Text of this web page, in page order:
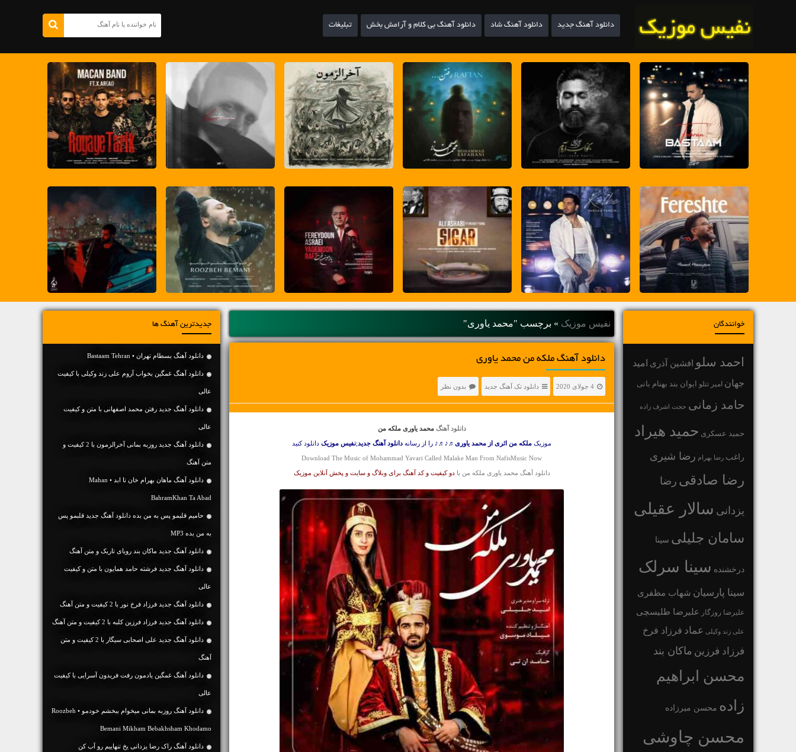
دانلود آهنگ جدید دانلود آهنگ شاد دانلود آهنگ بی کلام و آرامش بخش تبلیغات
خوانندگان
احمد سلو افشین آذری امید
جهان امیر تتلو ایوان بند بهنام بانی
حامد زمانی حجت اشرف زاده
حمید عسکری حمید هیراد
راغب رضا بهرام رضا شیری
رضا صادقی رضا
یزدانی سالار عقیلی
سامان جلیلی سینا
درخشنده سینا سرلک
سینا پارسیان شهاب مظفری
علیرضا روزگار علیرضا طلیسچی
علی زند وکیلی عماد فرزاد فرخ
فرزاد فرزین ماکان بند
محسن ابراهیم
زاده محسن میرزاده
محسن چاوشی
نفیس موزیک » برچسب "محمد یاوری"
دانلود آهنگ ملکه من محمد یاوری
4 جولای 2020 دانلود تک آهنگ جدید بدون نظر
دانلود آهنگ محمد یاوری ملکه من
موزیک ملکه من اثری از محمد یاوری ♬♪♬♪ را از رسانه دانلود آهنگ جدید;نفیس موزیک دانلود کنید
Download The Music of Mohammad Yavari Called Malake Man From NafisMusic Now
دانلود آهنگ محمد یاوری ملکه من بادو کیفیت و کد آهنگ برای وبلاگ و سایت و پخش آنلاین موزیک
جدیدترین آهنگ ها
دانلود آهنگ بسطام تهران • Bastaam Tehran
دانلود آهنگ غمگین بخواب آروم علی زند وکیلی با کیفیت
عالی
دانلود آهنگ جديد رفتن محمد اصفهانی با متن و کیفیت
عالی
دانلود آهنگ جديد روزبه بمانی آخرالزمون با 2 کیفیت و
متن آهنگ
دانلود آهنگ ماهان بهرام خان تا ابد • Mahan
BahramKhan Ta Abad
حامیم قلبمو پس به من بده دانلود آهنگ جدید قلبمو پس
به من بده MP3
دانلود آهنگ جديد ماکان بند رویای تاریک و متن آهنگ
دانلود آهنگ جديد فرشته حامد همایون با متن و کیفیت
عالی
دانلود آهنگ جديد فرزاد فرخ نور با 2 کیفیت و متن آهنگ
دانلود آهنگ جديد فرزاد فرزین کلبه با 2 کیفیت و متن آهنگ
دانلود آهنگ جديد علی اصحابی سیگار با 2 کیفیت و متن
آهنگ
دانلود آهنگ غمگین یادمون رفت فریدون آسرایی با کیفیت
عالی
دانلود آهنگ روزبه بمانی میخوام ببخشم خودمو • Roozbeh
Bemani Mikham Bebakhsham Khodamo
دانلود آهنگ راک رضا یزدانی یخ تنهاییم رو آب کن